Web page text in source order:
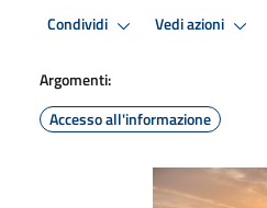
Condividi Vedi azioni
Argomenti:
Accesso all'informazione